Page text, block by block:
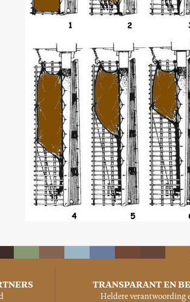
TRANSPARANT EN
Heldere